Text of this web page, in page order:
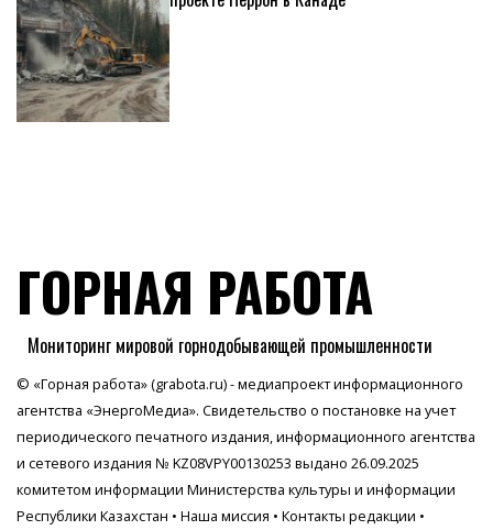
ГОРНАЯ РАБОТА
Мониторинг мировой горнодобывающей промышленности
© «Горная работа» (grabota.ru) - медиапроект информационного
агентства «ЭнергоМедиа». Свидетельство о постановке на учет
периодического печатного издания, информационного агентства
и сетевого издания № KZ08VPY00130253 выдано 26.09.2025
комитетом информации Министерства культуры и информации
Республики Казахстан • Наша миссия • Контакты редакции •